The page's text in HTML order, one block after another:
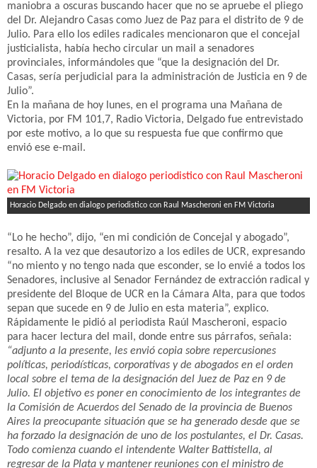
maniobra a oscuras buscando hacer que no se apruebe el pliego
del Dr. Alejandro Casas como Juez de Paz para el distrito de 9 de
Julio. Para ello los ediles radicales mencionaron que el concejal
justicialista, había hecho circular un mail a senadores
provinciales, informándoles que “que la designación del Dr.
Casas, sería perjudicial para la administración de Justicia en 9 de
Julio”.
En la mañana de hoy lunes, en el programa una Mañana de
Victoria, por FM 101,7, Radio Victoria, Delgado fue entrevistado
por este motivo, a lo que su respuesta fue que confirmo que
envió ese e-mail.
Horacio Delgado en dialogo periodistico con Raul Mascheroni en FM Victoria
“Lo he hecho”, dijo, “en mi condición de Concejal y abogado”,
resalto. A la vez que desautorizo a los ediles de UCR, expresando
“no miento y no tengo nada que esconder, se lo envié a todos los
Senadores, inclusive al Senador Fernández de extracción radical y
presidente del Bloque de UCR en la Cámara Alta, para que todos
sepan que sucede en 9 de Julio en esta materia”, explico.
Rápidamente le pidió al periodista Raúl Mascheroni, espacio
para hacer lectura del mail, donde entre sus párrafos, señala:
“adjunto a la presente, les envió copia sobre repercusiones
políticas, periodísticas, corporativas y de abogados en el orden
local sobre el tema de la designación del Juez de Paz en 9 de
Julio. El objetivo es poner en conocimiento de los integrantes de
la Comisión de Acuerdos del Senado de la provincia de Buenos
Aires la preocupante situación que se ha generado desde que se
ha forzado la designación de uno de los postulantes, el Dr. Casas.
Todo comienza cuando el intendente Walter Battistella, al
regresar de la Plata y mantener reuniones con el ministro de